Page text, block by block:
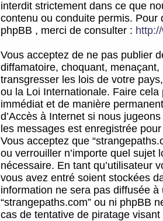
interdit strictement dans ce que
contenu ou conduite permis.
phpBB , merci de consulter :
Vous acceptez de ne pas publier
diffamatoire, choquant,
transgresser les lois de votre
ou la Loi Internationale. Faire
immédiat et de manière
d’Accès à Internet si nous
les messages est enregistrée
Vous acceptez que
ou verrouiller n’importe quel sujet
nécessaire. En tant qu’utilisateur
vous avez entré soient stockées
information ne sera pas diffusée
“strangepaths.com” ou ni phpBB
cas de tentative de piratage